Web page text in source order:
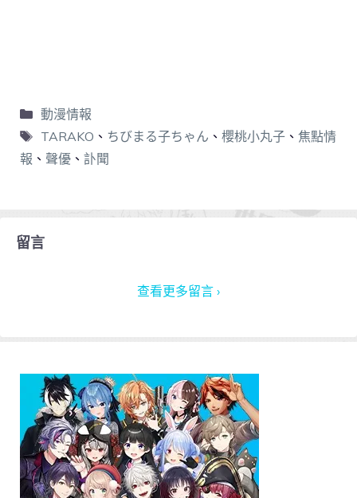
動漫情報
TARAKO 、 ちびまる子ちゃん 、 櫻桃小丸子、 焦點情
報 、 聲優 、 訃聞
留言
查看更多留言 ›